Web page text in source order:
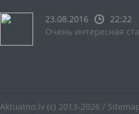
23.08.2016
22:22
Очень интересная
Aktualno.lv (c) 2013-2026 /